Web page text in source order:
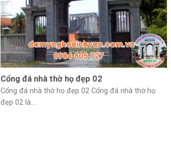
Cổng đá nhà thờ họ đẹp 02
Cổng đá nhà thờ họ đẹp 02 Cổng đá nhà thờ họ
đẹp 02 là...